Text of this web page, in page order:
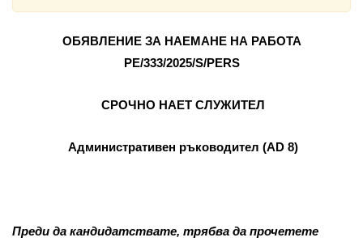
ОБЯВЛЕНИЕ ЗА НАЕМАНЕ НА РАБОТА
PE/333/2025/S/PERS
СРОЧНО НАЕТ СЛУЖИТЕЛ
Административен ръководител (AD 8)
Преди да кандидатствате, трябва да прочетете